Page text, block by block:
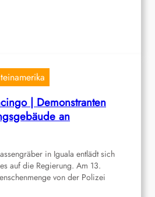
| Demonstranten
an
in Iguala entlädt sich
auf die Regierung. Am 13.
von der Polizei